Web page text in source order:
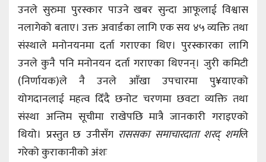
उनले सुरुमा पुरस्कार पाउने खबर सुन्दा आफूलाई विश्वास
नलागेको बताए। उक्त अवार्डका लागि एक सय ४५ व्यक्ति तथा
संस्थाले मनोनयनमा दर्ता गराएका थिए। पुरस्कारका लागि
उनले कुनै पनि मनोनयन दर्ता गराएका थिएनन्। जुरी कमिटी
(निर्णायक)ले नै उनले आँखा उपचारमा पु¥याएको
योगदानलाई महत्व दिँदै छनोट चरणमा छवटा व्यक्ति तथा
संस्था अन्तिम सूचीमा राखेपछि मात्रै जानकारी गराइएको
थियो। प्रस्तुत छ उनीसँग राससका समाचारदाता शरद् शर्माले
गरेको कुराकानीको अंशः